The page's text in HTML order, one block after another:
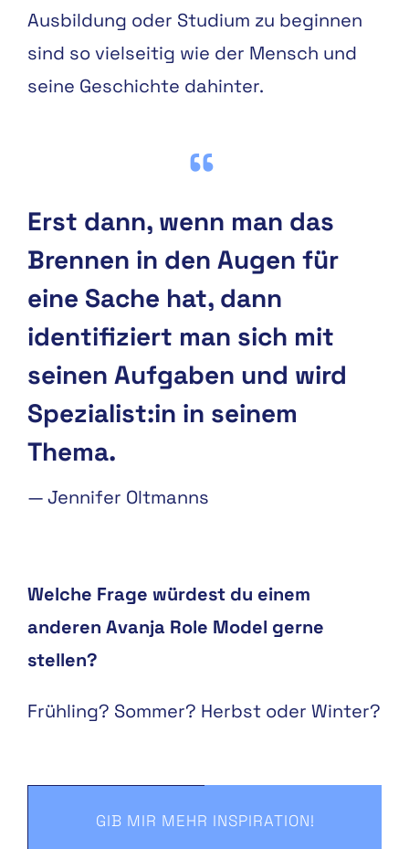
Ausbildung oder Studium zu beginnen
sind so vielseitig wie der Mensch und
seine Geschichte dahinter.
Erst dann, wenn man das
Brennen in den Augen für
eine Sache hat, dann
identifiziert man sich mit
seinen Aufgaben und wird
Spezialist:in in seinem
Thema.
—Jennifer Oltmanns
Welche Frage würdest du einem
anderen Avanja Role Model gerne
stellen?
Frühling? Sommer? Herbst oder Winter?
GIB MIR MEHR INSPIRATION!